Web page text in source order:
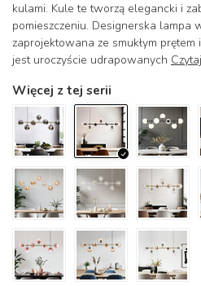
kulami. Kule te tworzą elegancki i
pomieszczeniu. Designerska lampa
zaprojektowana ze smukłym prętem
jest uroczyście udrapowanych
Więcej z tej serii